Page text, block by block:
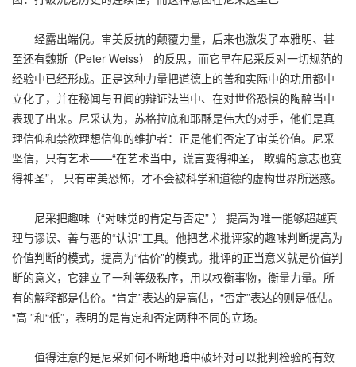
经露出端倪。审美反抗的颠覆力量，后来也激发了本雅明、甚
至还有魏斯（Peter Weiss） 的反思，而它早在尼采反对一切规范的
经验中已经形成。正是这种力量把道德上的善和实际中的功用都中
立化了，并在秘闻与丑闻的辩证法当中、在对世俗恐惧的陶醉当中
表现了出来。尼采认为，苏格拉底和耶酥是伟大的对手，他们是真
理信仰和禁欲理想信仰的维护者：正是他们否定了审美价值。尼采
坚信，只有艺术——“在艺术当中，谎言变得神圣， 欺骗的意志也变
得神圣”， 只有审美恐怖，才不会被科学和道德的虚构世界所迷惑。
尼采把趣味（“对味觉的肯定与否定” ） 提高为唯一能够超越真
理与谬误、善与恶的“认识”工具。他把艺术批评家的趣味判断提高为
价值判断的模式，提高为“估价”的模式。批评的正当意义就是价值判
断的意义，它建立了一种等级秩序，用以权衡事物，衡量力量。所
有的解释都是估价。“肯定”表达的是高估，“否定”表达的则是低估。
“高 ”和“低”，表明的是肯定和否定两种不同的立场。
值得注意的是尼采如何不断地暗中破坏对可以批判检验的有效